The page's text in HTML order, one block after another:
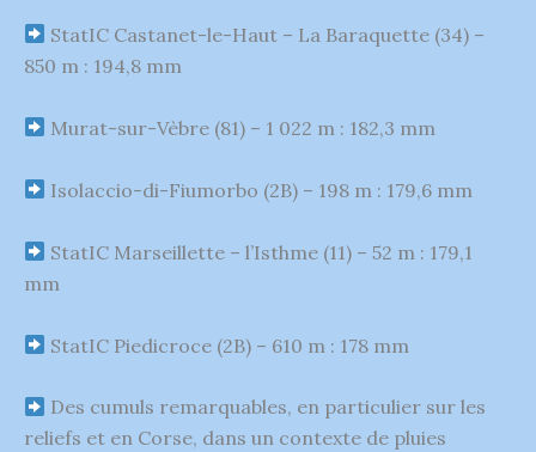
StatIC Castanet-le-Haut – La Baraquette (34) –
850 m : 194,8 mm
Murat-sur-Vèbre (81) – 1 022 m : 182,3 mm
Isolaccio-di-Fiumorbo (2B) – 198 m : 179,6 mm
StatIC Marseillette – l’Isthme (11) – 52 m : 179,1
mm
StatIC Piedicroce (2B) – 610 m : 178 mm
Des cumuls remarquables, en particulier sur les
reliefs et en Corse, dans un contexte de pluies